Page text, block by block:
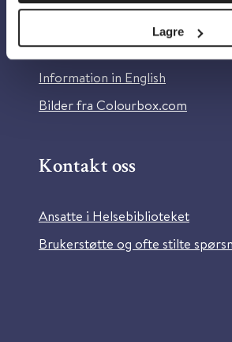
Lagre
Tilgjengelighetserklæring
Information in English
Bilder fra Colourbox.com
Kontakt oss
Ansatte i Helsebiblioteket
Brukerstøtte og ofte stilte